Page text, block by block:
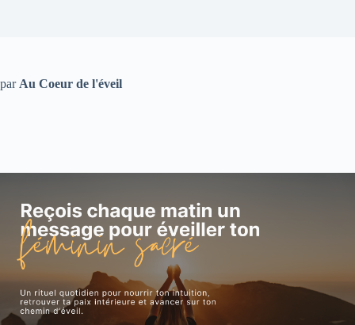
par Au Coeur de l'éveil